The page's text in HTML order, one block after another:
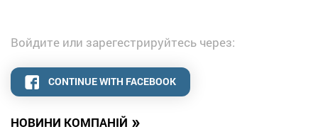
НОВИНИ КОМПАНІЙ »
Войдите или зарегестрируйтесь через:
CONTINUE WITH FACEBOOK